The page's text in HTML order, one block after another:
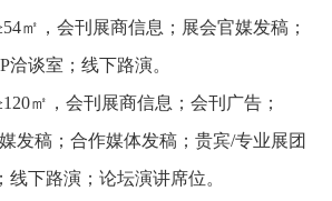
，会刊展商信息；展会官媒发稿；
谈室；线下路演。
㎡，会刊展商信息；会刊广告；
发稿；合作媒体发稿；贵宾/专业展团
下路演；论坛演讲席位。